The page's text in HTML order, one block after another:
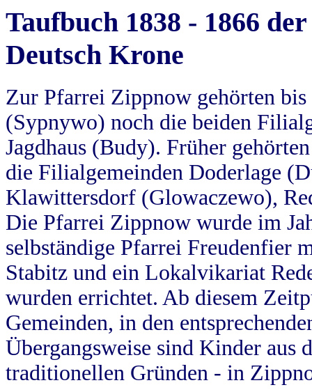
Taufbuch 1838 - 1866
Deutsch Krone
Zur Pfarrei Zippnow gehörten
(Sypnywo) noch die beiden
Jagdhaus (Budy). Früher
die Filialgemeinden Doderlage
Klawittersdorf (Glowaczewo),
Die Pfarrei Zippnow wurde im
selbständige Pfarrei Freudenfier
Stabitz und ein Lokalvikariat
wurden errichtet. Ab diesem
Gemeinden, in den
Übergangsweise sind Kinder aus
traditionellen Gründen - in